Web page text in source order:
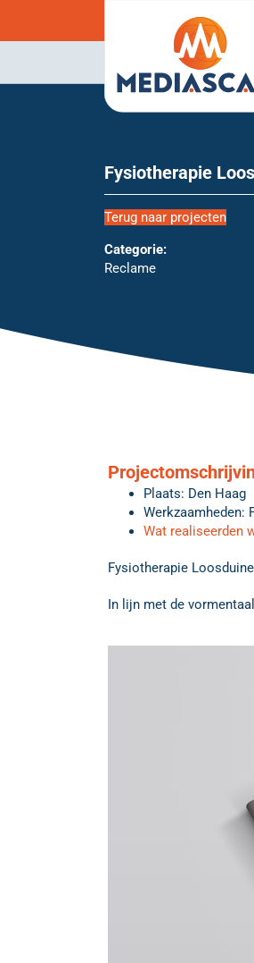
Fysiotherapie
Terug naar projecten
Categorie:
Reclame
Plaats: Den Haag
Werkzaamheden:
Wat realiseerden
Fysiotherapie
In lijn met de